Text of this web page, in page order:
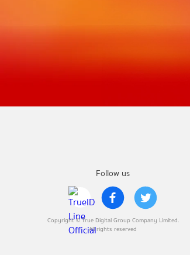
Follow us
Copyright © True Digital Group Company Limited.
All rights reserved